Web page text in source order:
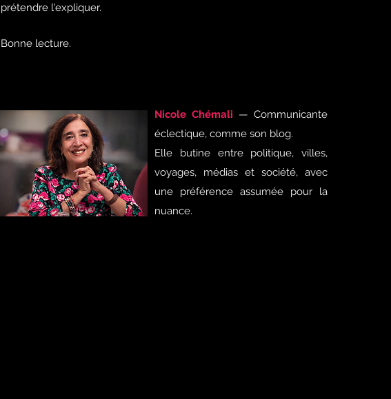
prétendre l'expliquer.
Bonne lecture.
Nicole Chémali — Communicante
éclectique, comme son blog.
Elle butine entre politique, villes,
voyages, médias et société, avec
une préférence assumée pour la
nuance.